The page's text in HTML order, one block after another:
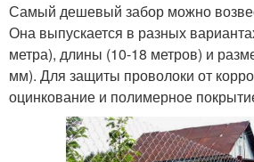
Самый дешевый забор можно
Она выпускается в разных
метра), длины (10-18 метров) и
мм). Для защиты проволоки от
оцинкование и полимерное